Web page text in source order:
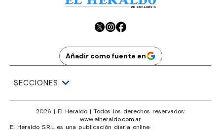
Añadir como fuente en
SECCIONES
2026 | El Heraldo | Todos los derechos reservados:
www.elheraldo.com.ar
El Heraldo S.R.L es una publicación diaria online·